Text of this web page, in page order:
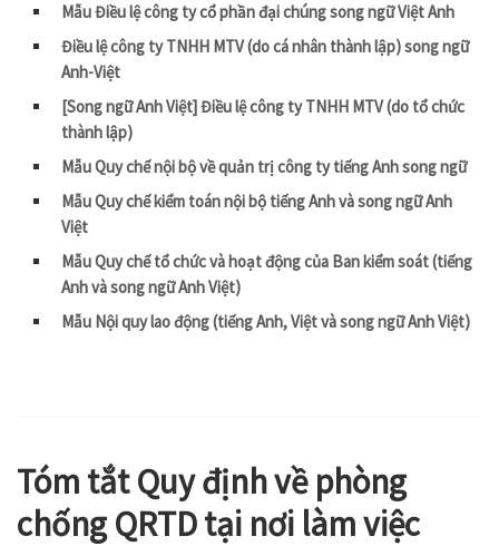
Mẫu Điều lệ công ty cổ phần đại chúng song ngữ Việt Anh
Điều lệ công ty TNHH MTV (do cá nhân thành lập) song ngữ
Anh-Việt
[Song ngữ Anh Việt] Điều lệ công ty TNHH MTV (do tổ chức
thành lập)
Mẫu Quy chế nội bộ về quản trị công ty tiếng Anh song ngữ
Mẫu Quy chế kiểm toán nội bộ tiếng Anh và song ngữ Anh
Việt
Mẫu Quy chế tổ chức và hoạt động của Ban kiểm soát (tiếng
Anh và song ngữ Anh Việt)
Mẫu Nội quy lao động (tiếng Anh, Việt và song ngữ Anh Việt)
Tóm tắt Quy định về phòng
chống QRTD tại nơi làm việc